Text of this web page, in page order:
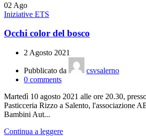
02 Ago
Iniziative ETS
Occhi color del bosco
2 Agosto 2021
Pubblicato da
csvsalerno
0 comments
Martedì 10 agosto 2021 alle ore 20.30,
Pasticceria Rizzo a Salento, l'associazione
Bambini Aut...
Continua a leggere